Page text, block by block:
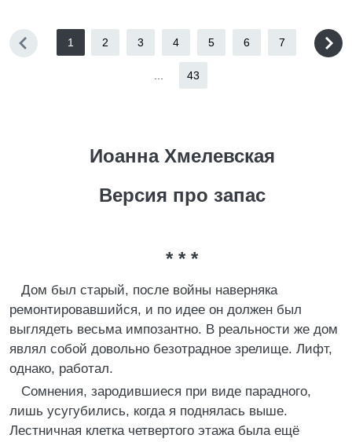
1 2 3 4 5 6 7
43
Иоанна Хмелевская
Версия про запас
* * *
Дом был старый, после войны наверняка
ремонтировавшийся, и по идее он должен был
выглядеть весьма импозантно. В реальности же дом
являл собой довольно безотрадное зрелище. Лифт,
однако, работал.
Сомнения, зародившиеся при виде парадного,
лишь усугубились, когда я поднялась выше.
Лестничная клетка четвертого этажа была ещё